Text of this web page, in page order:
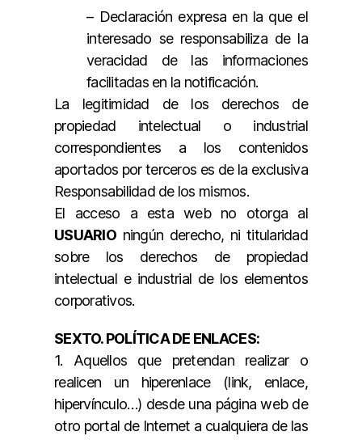
– Declaración expresa en la que el
interesado se responsabiliza de la
veracidad de las informaciones
facilitadas en la notificación.
La legitimidad de los derechos de
propiedad intelectual o industrial
correspondientes a los contenidos
aportados por terceros es de la exclusiva
Responsabilidad de los mismos.
El acceso a esta web no otorga al
USUARIOningún derecho, ni titularidad
sobre los derechos de propiedad
intelectual e industrial de los elementos
corporativos.
SEXTO. POLÍTICA DE ENLACES:
1. Aquellos que pretendan realizar o
realicen un hiperenlace (link, enlace,
hipervínculo…) desde una página web de
otro portal de Internet a cualquiera de las